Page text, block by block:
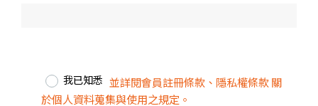
我已知悉 並詳閱會員註冊條款、隱私權條款 關
於個人資料蒐集與使用之規定。